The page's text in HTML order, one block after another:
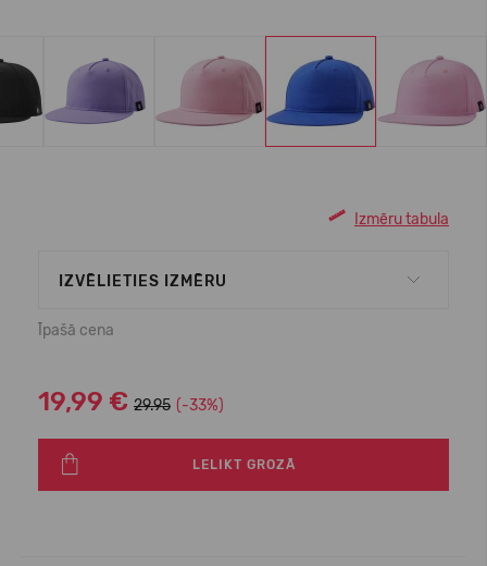
Izmēru tabula
IZVĒLIETIES IZMĒRU
Īpašā cena
19,99 € 29.95 (-33%)
LELIKT GROZĀ